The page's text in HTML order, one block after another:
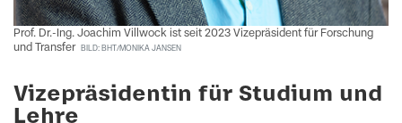
Prof. Dr.-Ing. Joachim Villwock ist seit 2023 Vizepräsident für Forschung
und Transfer
BILD: BHT/MONIKA JANSEN
Vizepräsidentin für Studium und
Lehre